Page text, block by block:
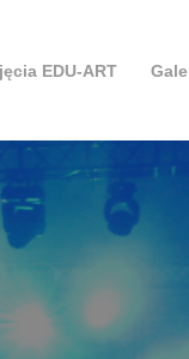
EDU-ART